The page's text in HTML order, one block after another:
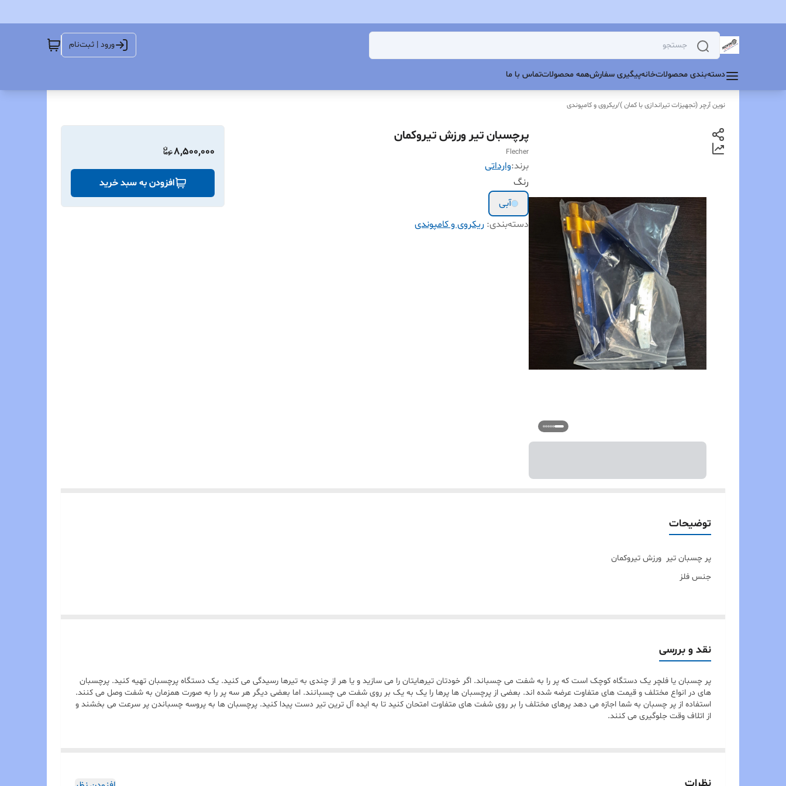
ورود | ثبت‌نام
دسته‌بندی محصولاتخانهپیگیری سفارشهمه محصولاتتماس با ما
نوین آرچر (تجهیزات تیراندازی با کمان )/ریکروی و کامپوندی
پرچسبان تیر ورزش تیروکمان
Flecher
برند:وارداتی
رنگ
آبی
دسته‌بندی: ریکروی و کامپوندی
8,500,000
افزودن به سبد خرید
توضیحات
پر چسبان تیر ورزش تیروکمان
جنس فلز
نقد و بررسی
پر چسبان یا فلچر یک دستگاه کوچک است که پر را به شفت می چسباند. اگر خودتان تیرهایتان را می سازید و یا هر از چندی به تیرها رسیدگی می کنید. یک دستگاه پرچسبان تهیه کنید. پرچسبان
های در انواع مختلف و قیمت های متفاوت عرضه شده اند. بعضی از پرچسبان ها پرها را یک به یک بر روی شفت می چسبانند. اما بعضی دیگر هر سه پر را به صورت همزمان به شفت وصل می کنند.
استفاده از پر چسبان به شما اجازه می دهد پرهای مختلف را بر روی شفت های متفاوت امتحان کنید تا به ایده آل ترین تیر دست پیدا کنید. پرچسبان ها به پروسه چسباندن پر سرعت می بخشند و
از اتلاف وقت جلوگیری می کنند.